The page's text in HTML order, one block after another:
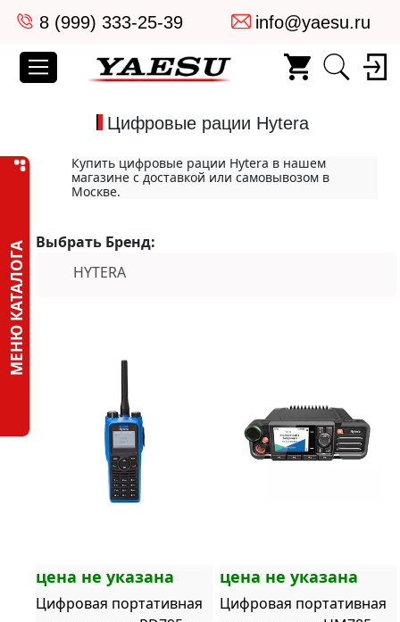
8 (999) 333-25-39 info@yaesu.ru
Цифровые рации Hytera
МЕНЮ КАТАЛОГА
Купить цифровые рации Hytera в нашем
магазине с доставкой или самовывозом в
Москве.
Выбрать Бренд:
HYTERA
цена не указана
Цифровая портативная
цена не указана
Цифровая портативная